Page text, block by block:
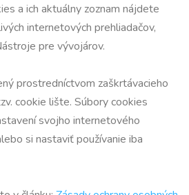
a ich aktuálny zoznam nájdete
internetových prehliadačov,
pre vývojárov.
prostredníctvom zaškrtávacieho
cookie lište. Súbory cookies
svojho internetového
si nastaviť používanie iba